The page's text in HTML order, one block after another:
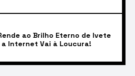
ao Brilho Eterno de Ivete
a Internet Vai à Loucura!